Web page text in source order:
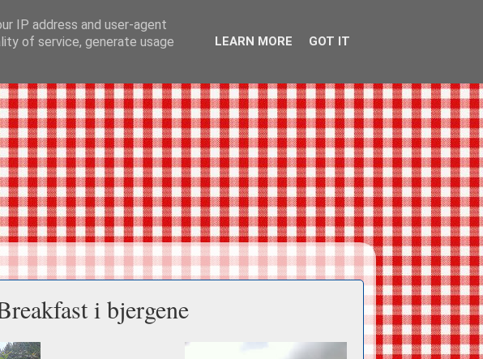
i bjergene
IP address and user-agent
of service, generate usage
LEARN MORE GOT IT